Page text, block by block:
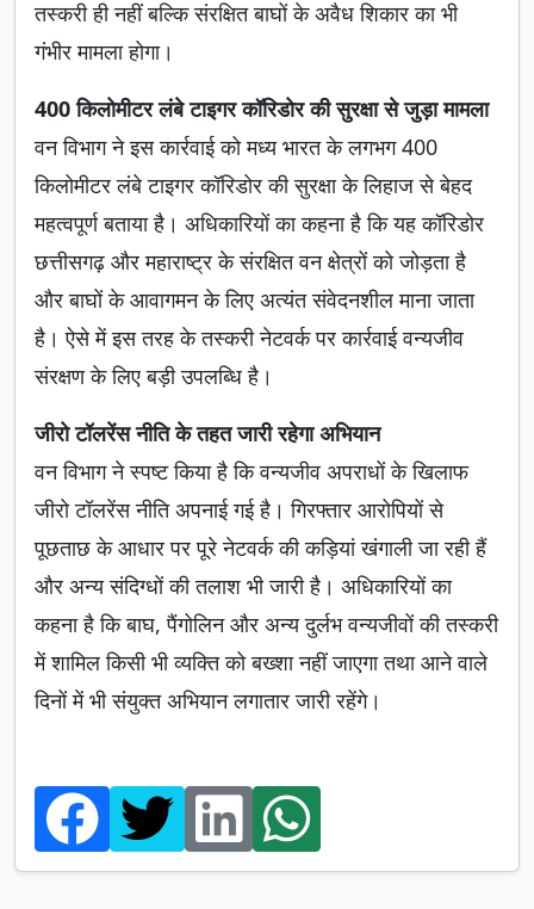
तस्करी ही नहीं बल्कि संरक्षित बाघों के अवैध शिकार का भी
गंभीर मामला होगा।
400 किलोमीटर लंबे टाइगर कॉरिडोर की सुरक्षा से जुड़ा मामला
वन विभाग ने इस कार्रवाई को मध्य भारत के लगभग 400
किलोमीटर लंबे टाइगर कॉरिडोर की सुरक्षा के लिहाज से बेहद
महत्वपूर्ण बताया है। अधिकारियों का कहना है कि यह कॉरिडोर
छत्तीसगढ़ और महाराष्ट्र के संरक्षित वन क्षेत्रों को जोड़ता है
और बाघों के आवागमन के लिए अत्यंत संवेदनशील माना जाता
है। ऐसे में इस तरह के तस्करी नेटवर्क पर कार्रवाई वन्यजीव
संरक्षण के लिए बड़ी उपलब्धि है।
जीरो टॉलरेंस नीति के तहत जारी रहेगा अभियान
वन विभाग ने स्पष्ट किया है कि वन्यजीव अपराधों के खिलाफ
जीरो टॉलरेंस नीति अपनाई गई है। गिरफ्तार आरोपियों से
पूछताछ के आधार पर पूरे नेटवर्क की कड़ियां खंगाली जा रही हैं
और अन्य संदिग्धों की तलाश भी जारी है। अधिकारियों का
कहना है कि बाघ, पैंगोलिन और अन्य दुर्लभ वन्यजीवों की तस्करी
में शामिल किसी भी व्यक्ति को बख्शा नहीं जाएगा तथा आने वाले
दिनों में भी संयुक्त अभियान लगातार जारी रहेंगे।